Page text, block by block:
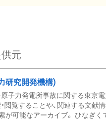
元
研究開発機構)
力発電所事故に関する東京電
覧することや、関連する文献情
が可能なアーカイブ。 ひなぎ